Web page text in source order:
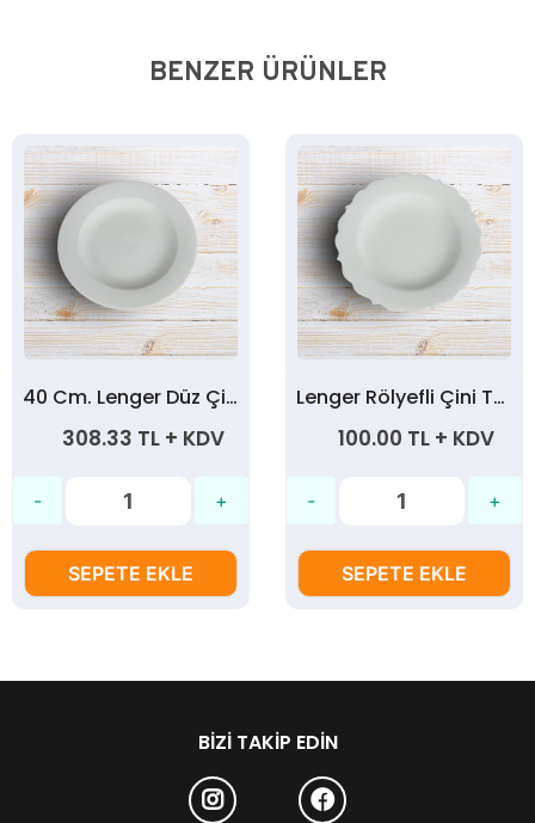
BENZER ÜRÜNLER
40 Cm. Lenger Düz Çini Tabak
308.33 TL + KDV
SEPETE EKLE
Lenger Rölyefli Çini Tabak 25 Cm.
100.00 TL + KDV
SEPETE EKLE
BIZI TAKIP EDIN